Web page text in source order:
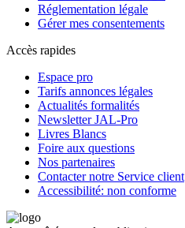
Réglementation légale
Gérer mes consentements
Accès rapides
Espace pro
Tarifs annonces légales
Actualités formalités
Newsletter JAL-Pro
Livres Blancs
Foire aux questions
Nos partenaires
Contacter notre Service client
Accessibilité: non conforme